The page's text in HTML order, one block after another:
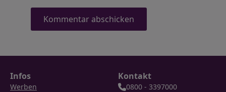
Infos
Werben
Kontakt
0800 - 3397000